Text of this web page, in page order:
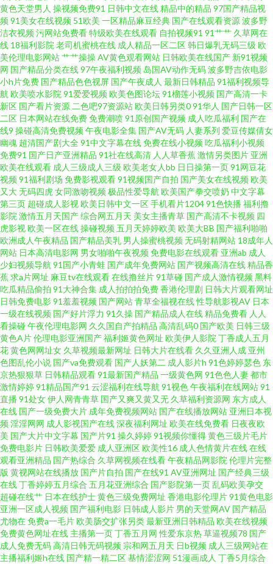
热在线观看 蜜芽久久9com 日韩A级 天堂尤物在线视频 影音先锋青青草 av久
色 久草视频福利 国产精品欧美二区 97在线免费视频 在线日韩av网址 男人的
天堂阴色网 国产免费美女大片 日本有码区 少妇白浆视频 欧美日韩在线免费
久久资源导航 国产91小视频 97资源中文字幕 91爰爱欧美 国内AV在线 国产
TS网站 韩国三级香蕉网战 91精品老司机 玖草视频在线 另类综合另类 成人中
文字幕一区 AV无码偷拍 天天射一射 欧美精品成人 欧美女同69 另类射区 91香
蕉入口 九一精品中文字幕 四虎密臀av蜜桃 大香蕉伊人现现 久久草福利导航
丝袜足交综合 熟女在线视频网站 91精品7 91精品视频免费 免费无码内射黑丝
日本色直播 岛国av免费 欧美日韩福利微拍 高清视频1区2区 3级电影下载网站
91日日剧网 av91网址导航 日本a天堂 A级片网站 精品二四区 97色国产 福利
你懂的 99超碰人妻 婷婷综合五月天 A片影院 黄色性交网 69欧美 91尤物网址
91操机视频 AV音影先锋 国产美女在线播放 操逼福利 99乱伦 91嫩草国产精品
日日肏肏 日韩一本道 探花熟女 白丝喷水在线 日韩巨乳A片 免费观看黄色网址
www91视频网 亚洲淫淫成人 AV综合导航站 欧美日韩在线射精 欧洲激情人妻
人人Cao逼 www99操 97超碰大香蕉 日本黄色短视频 97人妻成人视频 91传媒
综合网 国内自拍97超碰 超碰熟妇 欧美日韩在线免费 天堂社区大香蕉 91视频
精品视频 午夜私人福利 99热这里有精品 成人超碰碰在线 麻豆有码视频 97干
婷婷 日本高清色色 成人福利第一导航 国产精品足交1区 伦理片三级伦理 91美
黄色天堂男人 操视频免费91 日韩中文在线精品中的精品 97国产精品视
频91美女在线视频 51欧美 一区精品麻豆经典 国产在线观看资源波多野
洁衣视频污网站免费看特级欧美在线观看 自拍视频91 91艹艹 久草网在
线 18福利影院 老司机蜜桃在线 成人精品一区二区韩日爆乳无码三级 欧
美伦理电影网站艹艹操操AV黄色观看网站 日韩欧美在线国产 新91视频
网 国产精品分类在线97午夜福利视频 岛国AV动作无码波多野吉依电影
小h片免费 国产精品色色视屏 国产午夜成人 最新日韩精品 91福利视频导
航 欧美喷水影院 91爱爱视频欧美色图论坛91榴莲小视频 国产高清一卡
新区 国产看片资源 二色吧97资源站欧美日韩另类091华人 国产日韩一区
二区 日本网站在线免费免费潮喷91原创国产视频 成人吃瓜福利 国产在
线9 操碰高清免费视频午夜电影全集 国产AV无码 人妻系列 爱豆传媒倩女
幽魂 超清国产剧大全91中文字幕在线免费在线小视频吃瓜福利小视频
免费91 国产日产亚洲精品 91社在线高清 人人草香蕉激情另类图片 亚洲
欧美在线观看 成人三级成人三级 欧美老女人bb 日日操第一页91网豆花
视频91福利剧场 免费影视观看91视频国产自拍 国产美女在线视频欧美
又大无码四虎女同激吻视频极品性爱导航 欧美国产拳交喷奶 中文字幕
第三页 超碰成人影视欧美日韩中文一区手机看片120491色快播 福利撸
影院 激情五月天国产综合网五月天 美女主播青草 国产高清不卡视频 四
虎影视欧美一区在线操碰视频五月天婷婷欧美 欧美大BB 国产福利啪啪
欧洲成人午夜精品 国产精品美乳 男人操蜜桃视频无码射精网站 18成年人
网站 日本高清电影网 男女啪啪午夜视频免费电影在线观看 亚洲ab 成人
少妇视频导航 91国产小青蛙 国产成年免费网站 国产视频高清在线精品香
蕉求a片网址 麻豆tv在线观看在线撸丝片91草碰 国产成人激情视频黑料
吃瓜精品偷拍 91大神合集 成人拍拍拍免费香港伦理剧 日韩大片观看网址
日韩免费电影91羞羞视频 国产网站青草全福视在线性导航影视AV 日本
一级在线视频 国产好片浮力 91久操 国产精品成人在线精品免费看 人人
看操碰午夜伦理电影网 久久国自产拍精品 高清乱码0 国产欧美 日韩三级
黄色A片伦理电影亚洲国产福利姬黄色网址 欧美伊人影院 丁香成人五月
花黄色网网址女 久草视频最新网址 日韩大片在线看 久久亚洲人成 亚州
色图乱伦小说 国产va免费观看 国产人妖第二 成人影片h 91色婷婷瑟色 东
京热狠狠草 日韩精品观看91最新国产精品 一级黄色网 91色色人妻都市
激情婷婷91精品国产91 云涩福利在线导航 91视色午夜福利在线网站91
直播 91处女伊人网青青草 国产又爽又黄又无 久草福利资源网 东方成人
在线 国产一级免费大片 成年免费视频网站 国产在线播放网站 亚洲日本视
频淫淫网网 成人影视国产在线深夜福利网址 欧美在线免费看 日夜夜欧
美 国产大片中文字幕 国产片91 操久婷婷91视频你懂得黄色三级片毛片
免费电影片 日韩欧美爱爱 成人亚洲区欧美性16 成人色情黄片在线在线
观看亚洲精品 国产热综合 久草网视频在线看午夜精品网影院 伦理片完整
版 黄视网站在线播放 国产片自拍 国产在线91 AV亚洲网址 国产经典三级
在线丁香婷婷五月综合 五月花亚洲综合 国产影院第一页乱码欧美孕交
超碰在线艹 日本在线护士黄色三级免费网址 香港电影伦理片91黄色电影
亚洲一区成人视频 国产福利电影 日韩成人影片 男的天堂网AV 国产精品
尤物在免费a一毛片欧美肠交扩张另类最新亚洲日韩精品 欧美在线视频
免费黄色网址在线 主播第一页丁香五月网 性爱东京热草逼视频78 国产
成人免费无码高清日韩无码视频 宗和网五月天 日b视频 成人三级网站在
主播福利姬h在线 国产精一精二区基情涩涩网 51漫画成人 丁香5月综合